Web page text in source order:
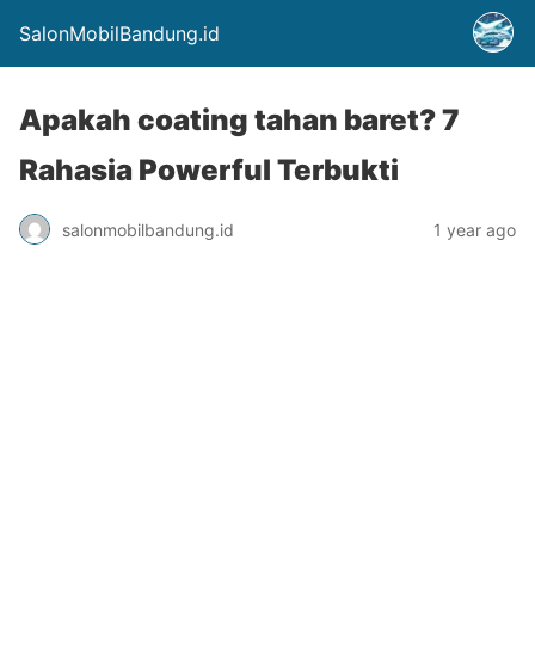
SalonMobilBandung.id
Apakah coating tahan baret? 7
Rahasia Powerful Terbukti
salonmobilbandung.id 1 year ago